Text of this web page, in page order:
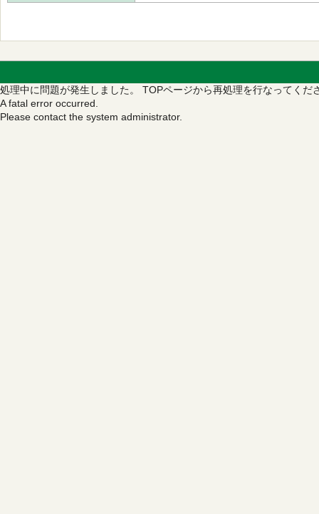
処理中に問題が発生しました。 TOPページから再処理を行なってくだ
A fatal error occurred.
Please contact the system administrator.